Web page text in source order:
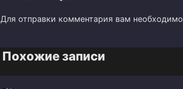
Для отправки комментария вам необходимо
Похожие записи